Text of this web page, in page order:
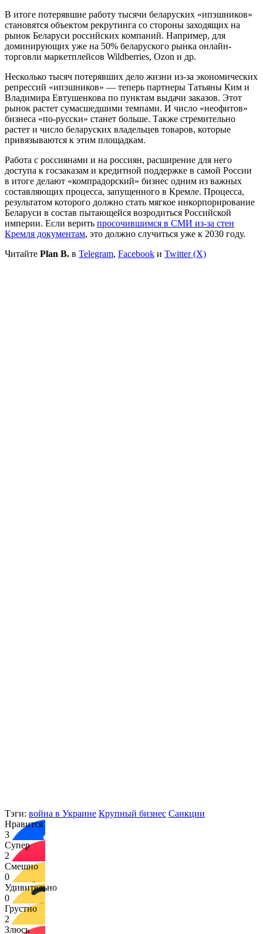
В итоге потерявшие работу тысячи беларуских «ипэшников»
становятся объектом рекрутинга со стороны заходящих на
рынок Беларуси российских компаний. Например, для
доминирующих уже на 50% беларуского рынка онлайн-
торговли маркетплейсов Wildberries, Ozon и др.
Несколько тысяч потерявших дело жизни из-за экономических
репрессий «ипэшников» — теперь партнеры Татьяны Ким и
Владимира Евтушенкова по пунктам выдачи заказов. Этот
рынок растет сумасшедшими темпами. И число «неофитов»
бизнеса «по-русски» станет больше. Также стремительно
растет и число беларуских владельцев товаров, которые
привязываются к этим площадкам.
Работа с россиянами и на россиян, расширение для него
доступа к госзаказам и кредитной поддержке в самой России
в итоге делают «компрадорский» бизнес одним из важных
составляющих процесса, запущенного в Кремле. Процесса,
результатом которого должно стать мягкое инкорпорирование
Беларуси в состав пытающейся возродиться Российской
империи. Если верить просочившимся в СМИ из-за стен
Кремля документам, это должно случиться уже к 2030 году.
Читайте Plan B. в Telegram, Facebook и Twitter (X)
Тэги: война в Украине Крупный бизнес Санкции
Нравится
3
Супер
2
Смешно
0
Удивительно
0
Грустно
2
Злюсь